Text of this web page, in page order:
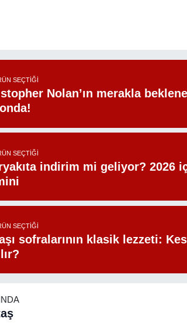
SEÇTIĞI
Nolan’ın merakla
SEÇTIĞI
indirim mi geliyor? 2026
SEÇTIĞI
sofralarının klasik lezzeti: